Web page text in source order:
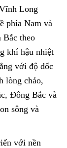
Long
phía Nam và
Bắc theo
khí hậu nhiệt
với độ dốc
lòng chảo,
Đông Bắc và
sông và
với nền